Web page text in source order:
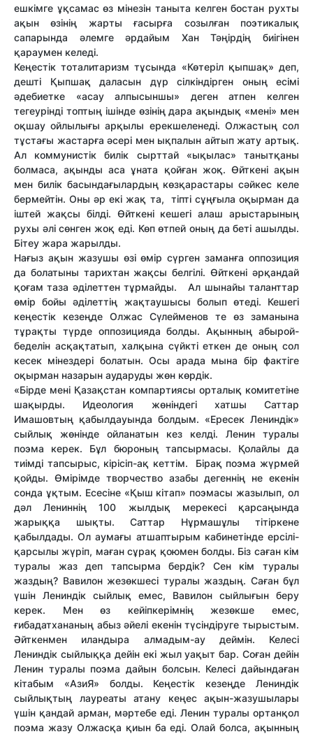
ешкімге ұқсамас өз мінезін таныта келген бостан рухты
ақын өзінің жарты ғасырға созылған поэтикалық
сапарында әлемге әрдайым Хан Тәңірдің биігінен
қараумен келеді.
Кеңестік тоталитаризм тұсында «Көтеріл қыпшақ» деп,
дешті Қыпшақ даласын дүр сілкіндірген оның есімі
әдебиетке «асау алпысыншы» деген атпен келген
тегеурінді топтың ішінде өзінің дара ақындық «мені» мен
оқшау ойлылығы арқылы ерекшеленеді. Олжастың сол
тұстағы жастарға әсері мен ықпалын айтып жату артық.
Ал коммунистік билік сырттай «ықылас» танытқаны
болмаса, ақынды аса ұната қойған жоқ. Өйткені ақын
мен билік басындағылардың көзқарастары сәйкес келе
бермейтін. Оны әр екі жақ та, тіпті сұңғыла оқырман да
іштей жақсы білді. Өйткені кешегі алаш арыстарының
рухы әлі сөнген жоқ еді. Көп өтпей оның да беті ашылды.
Бітеу жара жарылды.
Нағыз ақын жазушы өзі өмір сүрген заманға оппозиция
да болатыны тарихтан жақсы белгілі. Өйткені әрқандай
қоғам таза әділеттен тұрмайды. Ал шынайы таланттар
өмір бойы әділеттің жақтаушысы болып өтеді. Кешегі
кеңестік кезеңде Олжас Сүлейменов те өз заманына
тұрақты түрде оппозицияда болды. Ақынның абырой-
беделін асқақтатып, халқына сүйкті еткен де оның сол
кесек мінездері болатын. Осы арада мына бір фактіге
оқырман назарын аударуды жөн көрдік.
«Бірде мені Қазақстан компартиясы орталық комитетіне
шақырды. Идеология жөніндегі хатшы Саттар
Имашовтың қабылдауында болдым. «Ересек Лениндік»
сыйлық жөнінде ойланатын кез келді. Ленин туралы
поэма керек. Бұл бюроның тапсырмасы. Қолайлы да
тиімді тапсырыс, кірісіп-ақ кеттім. Бірақ поэма жүрмей
қойды. Өмірімде творчество азабы дегеннің не екенін
сонда ұқтым. Есесіне «Қыш кітап» поэмасы жазылып, ол
дәл Лениннің 100 жылдық мерекесі қарсаңында
жарыққа шықты. Саттар Нұрмашұлы тітіркене
қабылдады. Ол аумағы атшаптырым кабинетінде ерсілі-
қарсылы жүріп, маған сұрақ қоюмен болды. Біз саған кім
туралы жаз деп тапсырма бердік? Сен кім туралы
жаздың? Вавилон жезөкшесі туралы жаздың. Саған бұл
үшін Лениндік сыйлық емес, Вавилон сыйлығын беру
керек. Мен өз кейіпкерімнің жезөкше емес,
ғибадатхананың абыз әйелі екенін түсіндіруге тырыстым.
Әйткенмен иландыра алмадым-ау деймін. Келесі
Лениндік сыйлыққа дейін екі жыл уақыт бар. Соған дейін
Ленин туралы поэма дайын болсын. Келесі дайындаған
кітабым «АзиЯ» болды. Кеңестік кезеңде Лениндік
сыйлықтың лауреаты атану кеңес ақын-жазушылары
үшін қандай арман, мәртебе еді. Ленин туралы ортанқол
поэма жазу Олжасқа қиын ба еді. Олай болса, ақынның